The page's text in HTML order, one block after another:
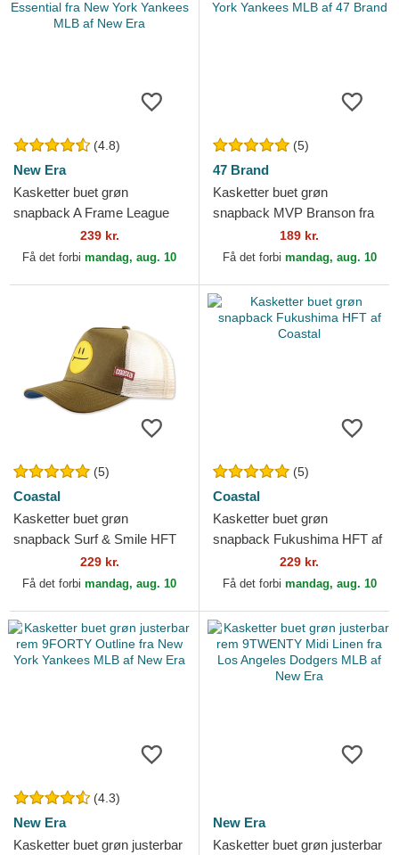
(4.8)
New Era
Kasketter buet grøn
snapback A Frame League
Essential fra New York
Yankees MLB af New Era
239 kr.
Få det forbi mandag, aug. 10
(5)
47 Brand
Kasketter buet grøn
snapback MVP Branson fra
New York Yankees MLB af
47 Brand
189 kr.
Få det forbi mandag, aug. 10
(5)
Coastal
Kasketter buet grøn
snapback Surf & Smile HFT
229 kr.
Få det forbi mandag, aug. 10
(5)
Coastal
Kasketter buet grøn
snapback Fukushima HFT af
229 kr.
Få det forbi mandag, aug. 10
(4.3)
New Era
Kasketter buet grøn justerbar
New Era
Kasketter buet grøn justerbar